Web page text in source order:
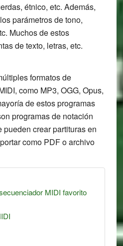
étnico, etc. Además,
parámetros de tono,
Muchos de estos
de texto, letras, etc.
formatos de
como MP3, OGG, Opus,
de estos programas
programas de notación
pueden crear partituras en
como PDF o archivo
MIDI favorito